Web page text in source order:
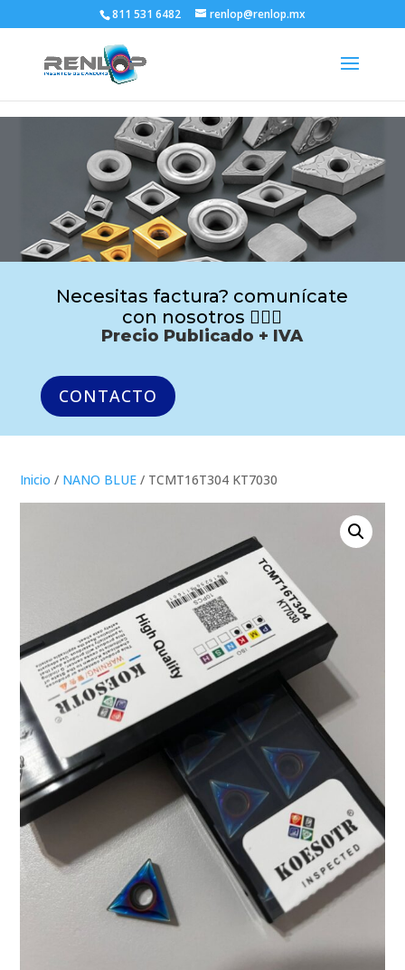
811 531 6482 renlop@renlop.mx
Necesitas factura? comunícate
con nosotros 🙋🏻‍♂️
Precio Publicado + IVA
CONTACTO
Inicio / NANO BLUE / TCMT16T304 KT7030